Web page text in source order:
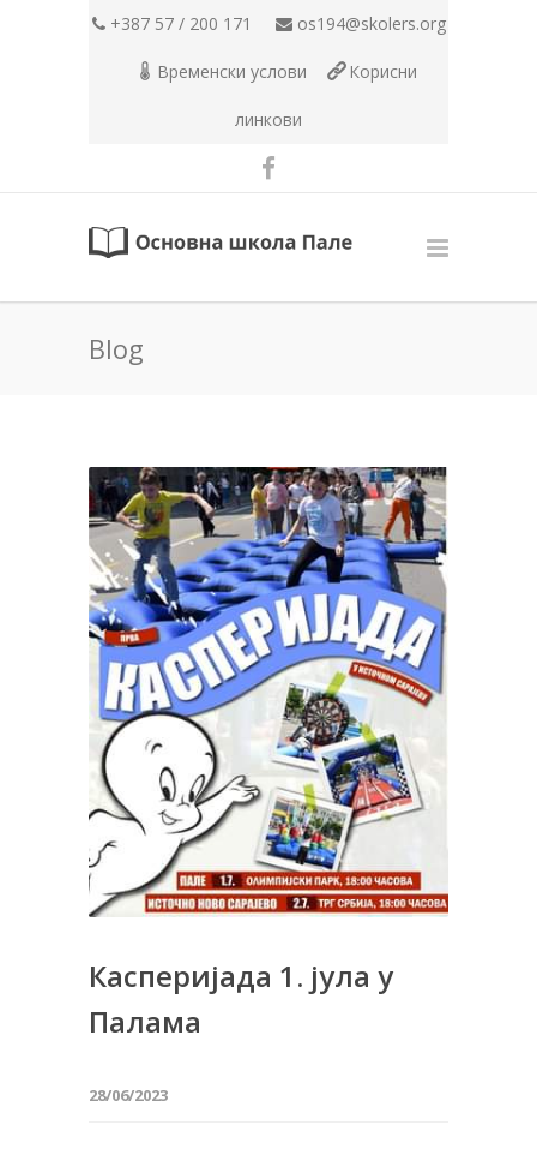
+387 57 / 200 171 os194@skolers.org
Временски услови Корисни
линкови
Blog
Касперијада 1. јула у
Палама
28/06/2023